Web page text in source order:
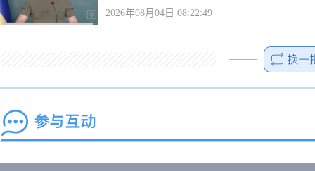
2026年08月04日 08:22:49